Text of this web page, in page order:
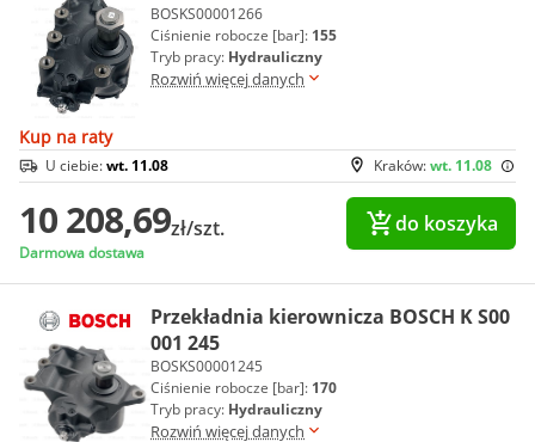
BOSKS00001266
Ciśnienie robocze [bar]: 155
Tryb pracy: Hydrauliczny
Rozwiń więcej danych
Kup na raty
Kraków:wt. 11.08
U ciebie:wt. 11.08
10 208,69zł/szt.
Darmowa dostawa
do koszyka
Przekładnia kierownicza BOSCH K S00
001 245
BOSKS00001245
Ciśnienie robocze [bar]: 170
Tryb pracy: Hydrauliczny
Rozwiń więcej danych